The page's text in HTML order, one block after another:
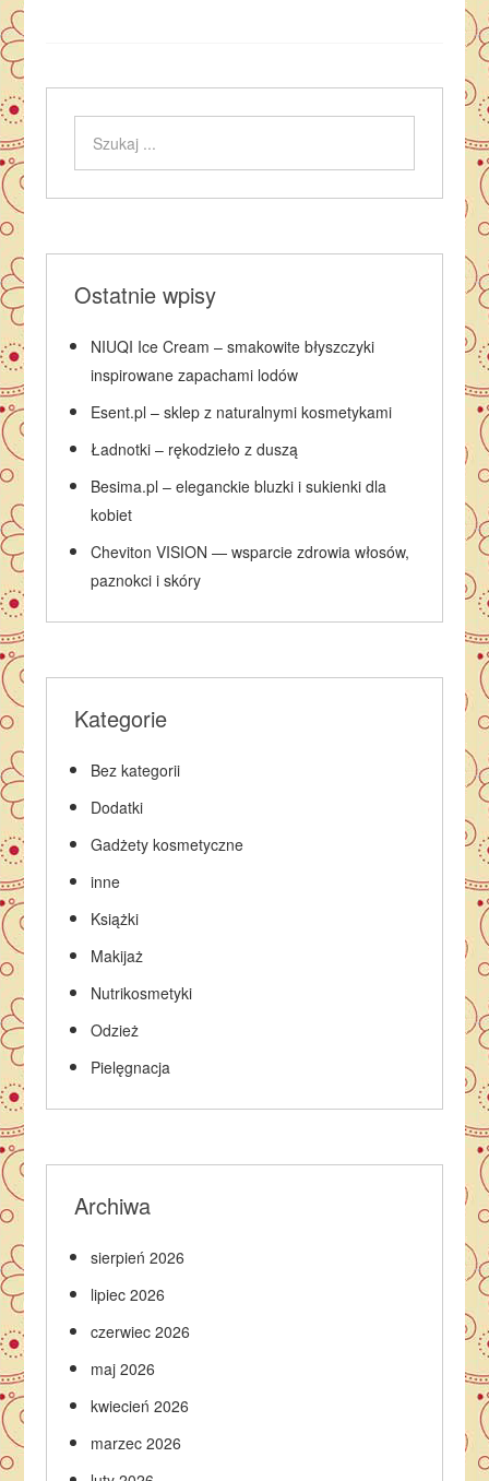
Ostatnie wpisy
NIUQI Ice Cream – smakowite błyszczyki
inspirowane zapachami lodów
Esent.pl – sklep z naturalnymi kosmetykami
Ładnotki – rękodzieło z duszą
Besima.pl – eleganckie bluzki i sukienki dla
kobiet
Cheviton VISION — wsparcie zdrowia włosów,
paznokci i skóry
Kategorie
Bez kategorii
Dodatki
Gadżety kosmetyczne
inne
Książki
Makijaż
Nutrikosmetyki
Odzież
Pielęgnacja
Archiwa
sierpień 2026
lipiec 2026
czerwiec 2026
maj 2026
kwiecień 2026
marzec 2026